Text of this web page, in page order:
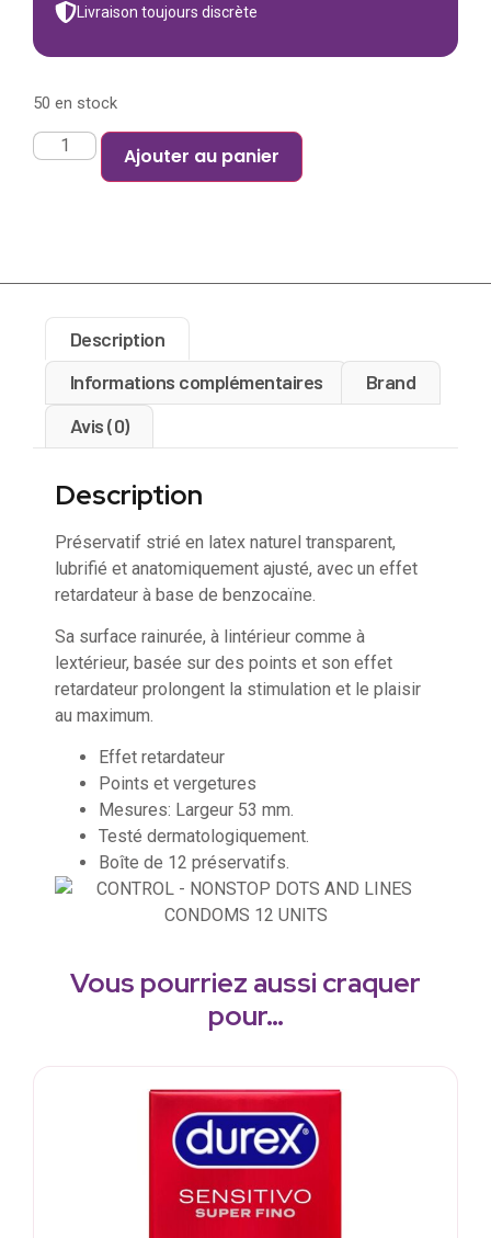
Livraison toujours discrète
50 en stock
Ajouter au panier
Description
Informations complémentaires
Brand
Avis (0)
Description
Préservatif strié en latex naturel transparent,
lubrifié et anatomiquement ajusté, avec un effet
retardateur à base de benzocaïne.
Sa surface rainurée, à lintérieur comme à
lextérieur, basée sur des points et son effet
retardateur prolongent la stimulation et le plaisir
au maximum.
Effet retardateur
Points et vergetures
Mesures: Largeur 53 mm.
Testé dermatologiquement.
Boîte de 12 préservatifs.
Vous pourriez aussi craquer
pour…